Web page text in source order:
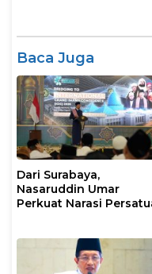
Baca Juga
Dari Surabaya,
Nasaruddin Umar
Perkuat Narasi